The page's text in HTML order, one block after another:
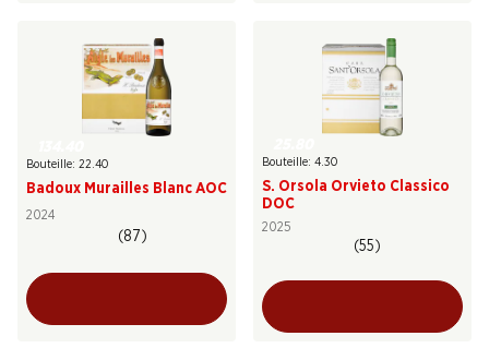
Bouteille: 22.40
Badoux Murailles Blanc AOC
2024
(87)
Bouteille: 4.30
S. Orsola Orvieto Classico
DOC
2025
(55)